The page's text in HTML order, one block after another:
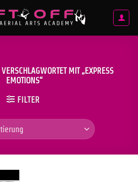
VERSCHLAGWORTET MIT „EXPRESS
EMOTIONS“
FILTER